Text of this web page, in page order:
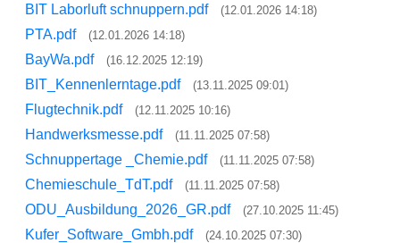
BIT Laborluft schnuppern.pdf (12.01.2026 14:18)
PTA.pdf (12.01.2026 14:18)
BayWa.pdf (16.12.2025 12:19)
BIT_Kennenlerntage.pdf (13.11.2025 09:01)
Flugtechnik.pdf (12.11.2025 10:16)
Handwerksmesse.pdf (11.11.2025 07:58)
Schnuppertage _Chemie.pdf (11.11.2025 07:58)
Chemieschule_TdT.pdf (11.11.2025 07:58)
ODU_Ausbildung_2026_GR.pdf (27.10.2025 11:45)
Kufer_Software_Gmbh.pdf (24.10.2025 07:30)